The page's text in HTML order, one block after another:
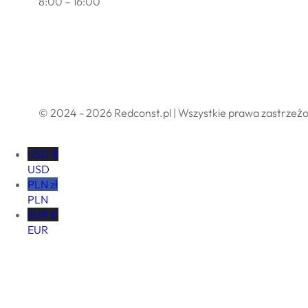
© 2024 - 2026 Redconst.pl | Wszystkie prawa
USD $
USD
PLN zł
PLN
EUR €
EUR